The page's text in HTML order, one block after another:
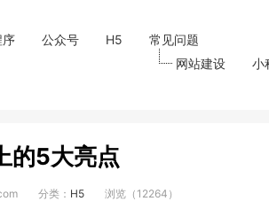
序 公众号 H5
常见问题
网站建设
小
的5大亮点
分类： H5 浏览（12264）